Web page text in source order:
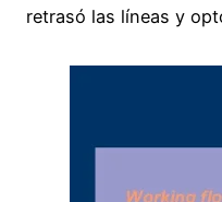
retrasó las líneas y